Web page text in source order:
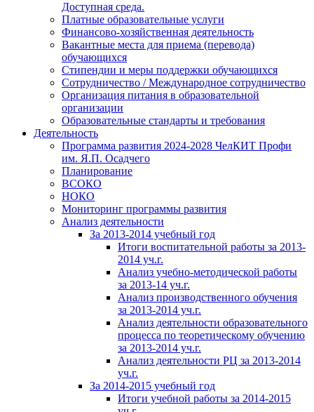
Доступная среда.
Платные образовательные услуги
Финансово-хозяйственная деятельность
Вакантные места для приема (перевода)
обучающихся
Стипендии и меры поддержки обучающихся
Сотрудничество / Международное сотрудничество
Организация питания в образовательной
организации
Образовательные стандарты и требования
Деятельность
Программа развития 2024-2028 ЧелКИТ Профи
им. Я.П. Осадчего
Планирование
ВСОКО
НОКО
Мониторинг программы развития
Анализ деятельности
За 2013-2014 учебный год
Итоги воспитательной работы за 2013-
2014 уч.г.
Анализ учебно-методической работы
за 2013-14 уч.г.
Анализ производственного обучения
за 2013-2014 уч.г.
Анализ деятельности образовательного
процесса по теоретическому обучению
за 2013-2014 уч.г.
Анализ деятельности РЦ за 2013-2014
уч.г.
За 2014-2015 учебный год
Итоги учебной работы за 2014-2015